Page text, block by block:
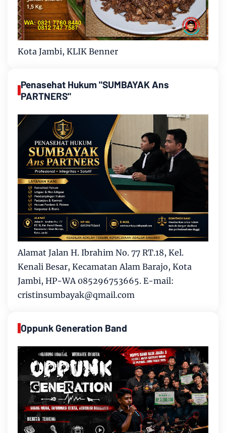
Kota Jambi, KLIK Benner
Penasehat Hukum "SUMBAYAK Ans
PARTNERS"
Alamat Jalan H. Ibrahim No. 77 RT.18, Kel.
Kenali Besar, Kecamatan Alam Barajo, Kota
Jambi, HP-WA 085296753665. E-mail:
cristinsumbayak@qmail.com
Oppunk Generation Band